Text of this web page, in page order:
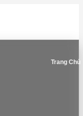
Trang Chủ